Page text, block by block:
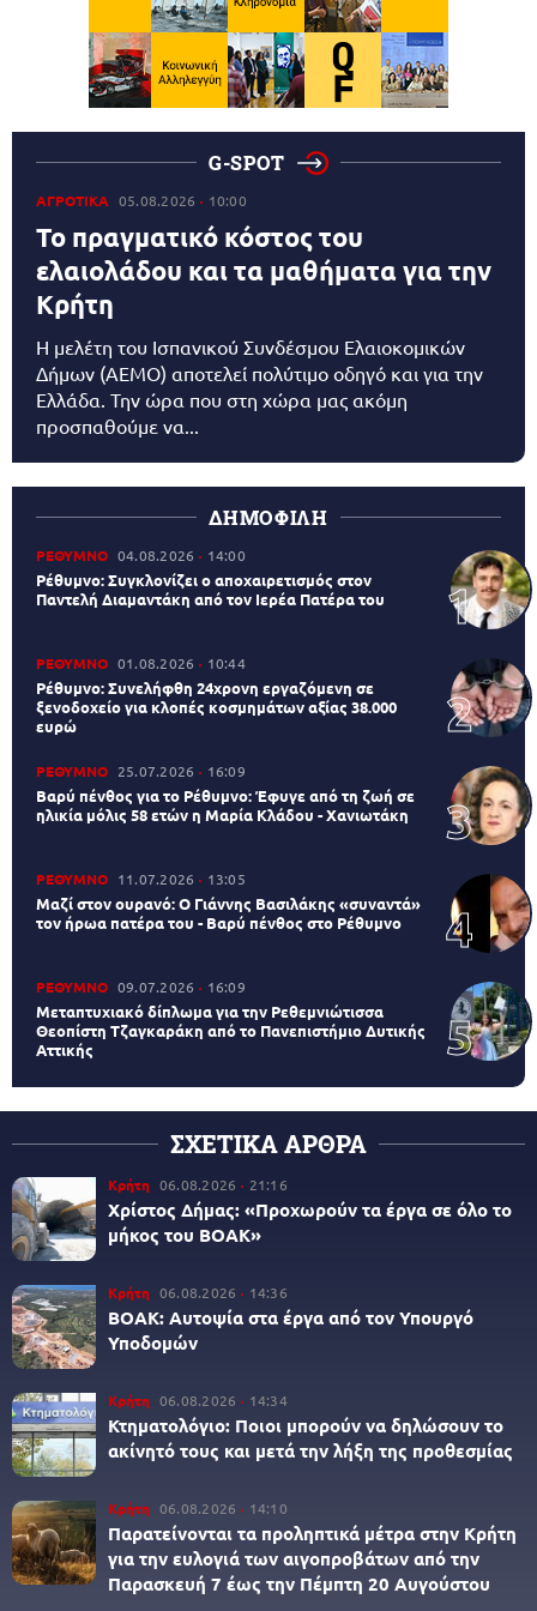
G-SPOT
ΑΓΡΟΤΙΚΑ 05.08.2026 10:00
Το πραγματικό κόστος του
ελαιολάδου και τα μαθήματα για την
Κρήτη
Η μελέτη του Ισπανικού Συνδέσμου Ελαιοκομικών
Δήμων (AEMO) αποτελεί πολύτιμο οδηγό και για την
Ελλάδα. Την ώρα που στη χώρα μας ακόμη
προσπαθούμε να...
ΔΗΜΟΦΙΛΗ
ΡΕΘΥΜΝΟ 04.08.2026 14:00
Ρέθυμνο: Συγκλονίζει ο αποχαιρετισμός στον
Παντελή Διαμαντάκη από τον Ιερέα Πατέρα του
ΡΕΘΥΜΝΟ 01.08.2026 10:44
Ρέθυμνο: Συνελήφθη 24χρονη εργαζόμενη σε
ξενοδοχείο για κλοπές κοσμημάτων αξίας 38.000
ευρώ
ΡΕΘΥΜΝΟ 25.07.2026 16:09
Βαρύ πένθος για το Ρέθυμνο: Έφυγε από τη ζωή σε
ηλικία μόλις 58 ετών η Μαρία Κλάδου - Χανιωτάκη
ΡΕΘΥΜΝΟ 11.07.2026 13:05
Μαζί στον ουρανό: Ο Γιάννης Βασιλάκης «συναντά»
τον ήρωα πατέρα του - Βαρύ πένθος στο Ρέθυμνο
ΡΕΘΥΜΝΟ 09.07.2026 16:09
Μεταπτυχιακό δίπλωμα για την Ρεθεμνιώτισσα
Θεοπίστη Τζαγκαράκη από το Πανεπιστήμιο Δυτικής
Αττικής
ΣΧΕΤΙΚΑ ΑΡΘΡΑ
Κρήτη 06.08.2026 21:16
Χρίστος Δήμας: «Προχωρούν τα έργα σε όλο το
μήκος του ΒΟΑΚ»
Κρήτη 06.08.2026 14:36
ΒΟΑΚ: Αυτοψία στα έργα από τον Υπουργό
Υποδομών
Κρήτη 06.08.2026 14:34
Κτηματολόγιο: Ποιοι μπορούν να δηλώσουν το
ακίνητό τους και μετά την λήξη της προθεσμίας
Κρήτη 06.08.2026 14:10
Παρατείνονται τα προληπτικά μέτρα στην Κρήτη
για την ευλογιά των αιγοπροβάτων από την
Παρασκευή 7 έως την Πέμπτη 20 Αυγούστου